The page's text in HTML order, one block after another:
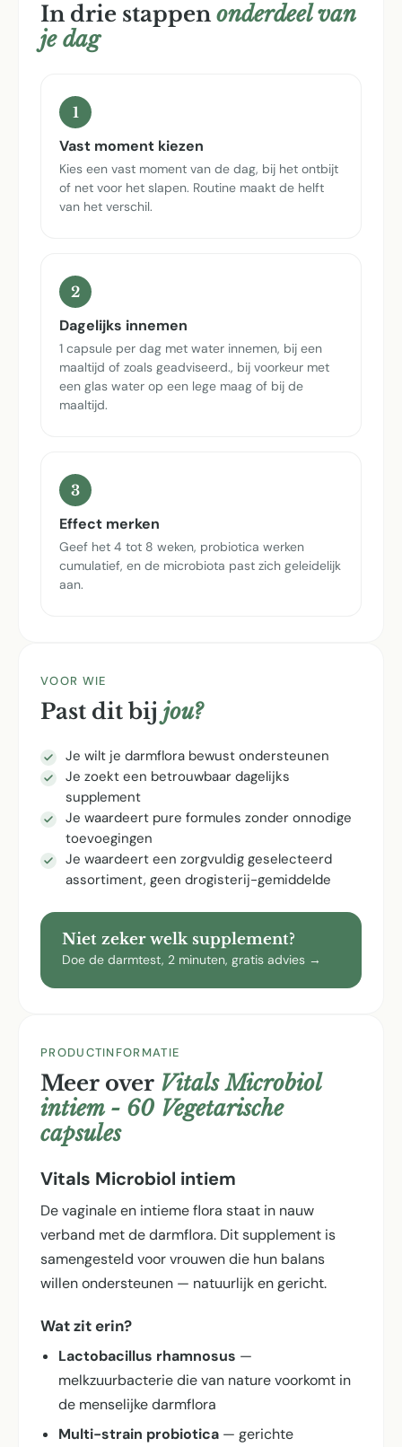
In drie stappen onderdeel van
je dag
1
Vast moment kiezen
Kies een vast moment van de dag, bij het ontbijt
of net voor het slapen. Routine maakt de helft
van het verschil.
2
Dagelijks innemen
1 capsule per dag met water innemen, bij een
maaltijd of zoals geadviseerd., bij voorkeur met
een glas water op een lege maag of bij de
maaltijd.
3
Effect merken
Geef het 4 tot 8 weken, probiotica werken
cumulatief, en de microbiota past zich geleidelijk
aan.
VOOR WIE
Past dit bij jou?
Je wilt je darmflora bewust ondersteunen
Je zoekt een betrouwbaar dagelijks
supplement
Je waardeert pure formules zonder onnodige
toevoegingen
Je waardeert een zorgvuldig geselecteerd
assortiment, geen drogisterij-gemiddelde
Niet zeker welk supplement?
Doe de darmtest, 2 minuten, gratis advies →
PRODUCTINFORMATIE
Meer over Vitals Microbiol
intiem - 60 Vegetarische
capsules
Vitals Microbiol intiem
De vaginale en intieme flora staat in nauw
verband met de darmflora. Dit supplement is
samengesteld voor vrouwen die hun balans
willen ondersteunen — natuurlijk en gericht.
Wat zit erin?
Lactobacillus rhamnosus —
melkzuurbacterie die van nature voorkomt in
de menselijke darmflora
Multi-strain probiotica — gerichte